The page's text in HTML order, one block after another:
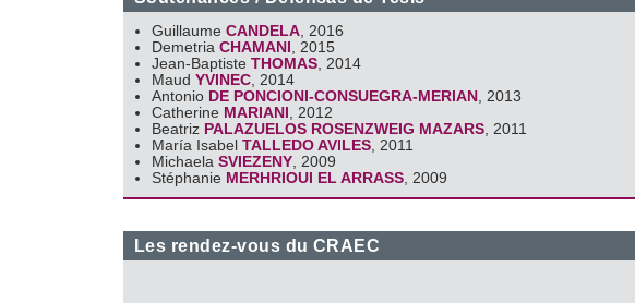
Guillaume CANDELA, 2016
Demetria CHAMANI , 2015
Jean-Baptiste THOMAS, 2014
Maud YVINEC, 2014
Antonio DE PONCIONI-CONSUEGRA-MERIAN , 2013
Catherine MARIANI , 2012
Beatriz PALAZUELOS ROSENZWEIG MAZARS, 2011
María Isabel TALLEDO AVILES, 2011
Michaela SVIEZENY, 2009
Stéphanie MERHRIOUI EL ARRASS, 2009
Les rendez-vous du CRAEC